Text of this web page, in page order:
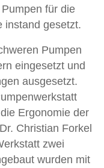
für die
instand gesetzt.
Pumpen
eingesetzt und
ausgesetzt.
Ergonomie der
Christian Forkel
zwei
wurden mit